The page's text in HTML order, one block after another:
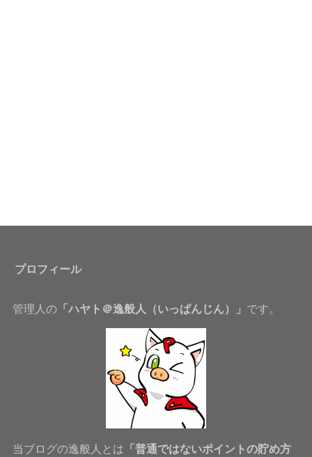
プロフィール
管理人の「ハヤト＠逸般人（いっぱんじん）」 です。
当ブログの逸般人とは 「普通ではないポイントの貯め方